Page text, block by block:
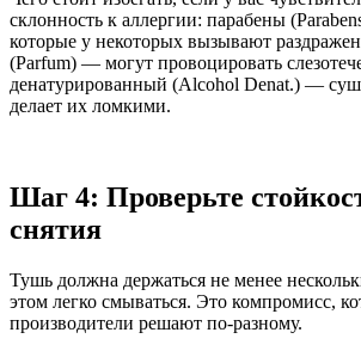
склонность к аллергии: парабены
которые у некоторых вызывают
(Parfum) — могут провоцировать
денатурированный (Alcohol Denat.) —
делает их ломкими.
Шаг 4: Проверьте
снятия
Тушь должна держаться не менее
этом легко смываться. Это компромисс,
производители решают по-разному.